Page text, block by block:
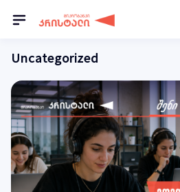
Uncategorized